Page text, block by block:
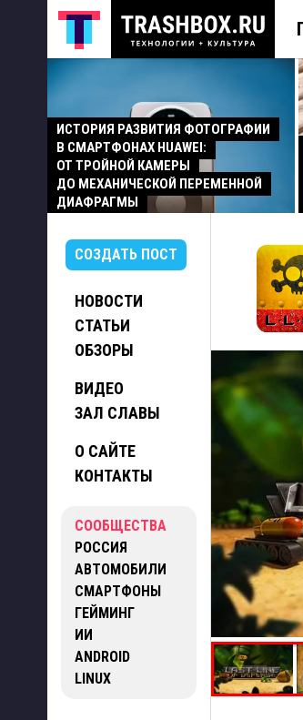
ИСТОРИЯ РАЗВИТИЯ ФОТОГРАФИИ
В СМАРТФОНАХ HUAWEI:
ОТ ТРОЙНОЙ КАМЕРЫ
ДО МЕХАНИЧЕСКОЙ ПЕРЕМЕННОЙ
ДИАФРАГМЫ
СОЗДАТЬ ПОСТ
НОВОСТИ
СТАТЬИ
ОБЗОРЫ
ВИДЕО
ЗАЛ СЛАВЫ
О САЙТЕ
КОНТАКТЫ
СООБЩЕСТВА
РОССИЯ
АВТОМОБИЛИ
СМАРТФОНЫ
ГЕЙМИНГ
ИИ
ANDROID
LINUX